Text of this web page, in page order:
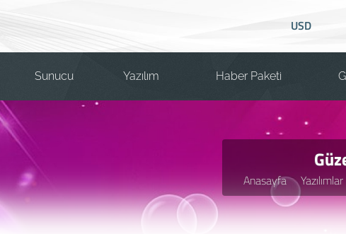
USD
Sunucu Yazılım Haber Paketi
Anasayfa Yazılımlar